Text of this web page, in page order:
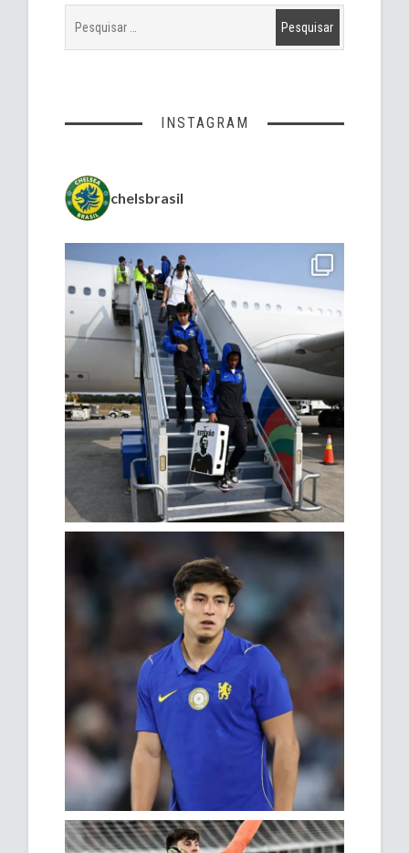
INSTAGRAM
chelsbrasil